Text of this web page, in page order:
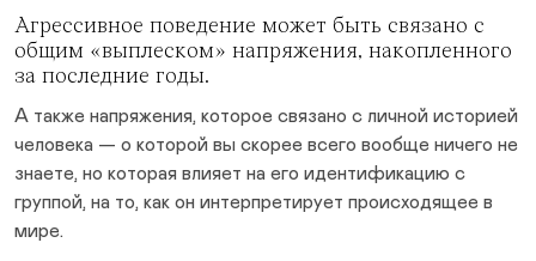
Агрессивное поведение может быть связано с
общим «выплеском» напряжения, накопленного
за последние годы.
А также напряжения, которое связано с личной историей
человека — о которой вы скорее всего вообще ничего не
знаете, но которая влияет на его идентификацию с
группой, на то, как он интерпретирует происходящее в
мире.